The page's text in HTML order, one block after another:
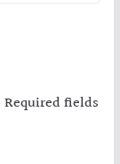
Required fields